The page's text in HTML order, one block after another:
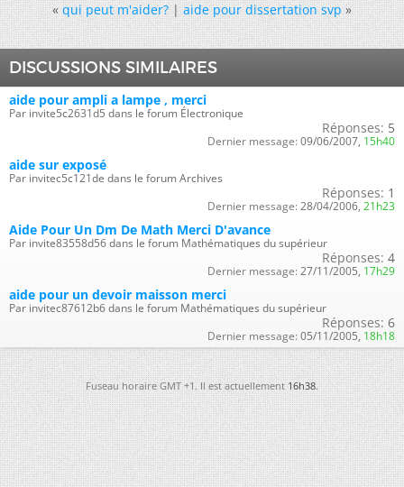
« qui peut m'aider?|aide pour dissertation svp »
DISCUSSIONS SIMILAIRES
aide pour ampli a lampe , merci
Par invite5c2631d5 dans le forum Électronique
Réponses: 5
Dernier message: 09/06/2007, 15h40
aide sur exposé
Par invitec5c121de dans le forum Archives
Réponses: 1
Dernier message: 28/04/2006, 21h23
Aide Pour Un Dm De Math Merci D'avance
Par invite83558d56 dans le forum Mathématiques du supérieur
Réponses: 4
Dernier message: 27/11/2005, 17h29
aide pour un devoir maisson merci
Par invitec87612b6 dans le forum Mathématiques du supérieur
Réponses: 6
Dernier message: 05/11/2005, 18h18
Fuseau horaire GMT +1. Il est actuellement16h38.